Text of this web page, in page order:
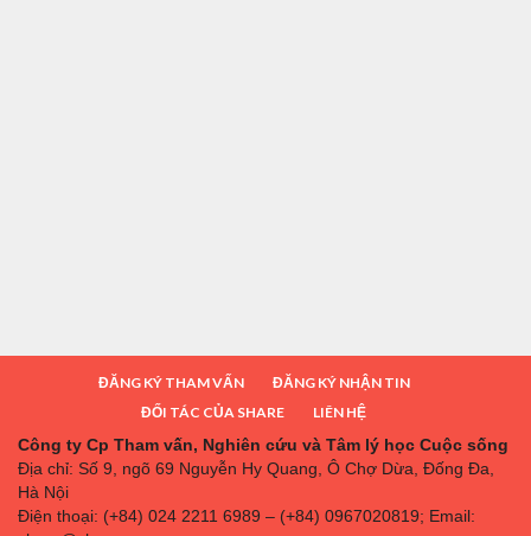
ĐĂNG KÝ THAM VẤN
ĐĂNG KÝ NHẬN TIN
ĐỐI TÁC CỦA SHARE
LIÊN HỆ
Công ty Cp Tham vấn, Nghiên cứu và Tâm lý học Cuộc sống
Địa chỉ: Số 9, ngõ 69 Nguyễn Hy Quang, Ô Chợ Dừa, Đống Đa,
Hà Nội
Điện thoại: (+84) 024 2211 6989 – (+84) 0967020819; Email: